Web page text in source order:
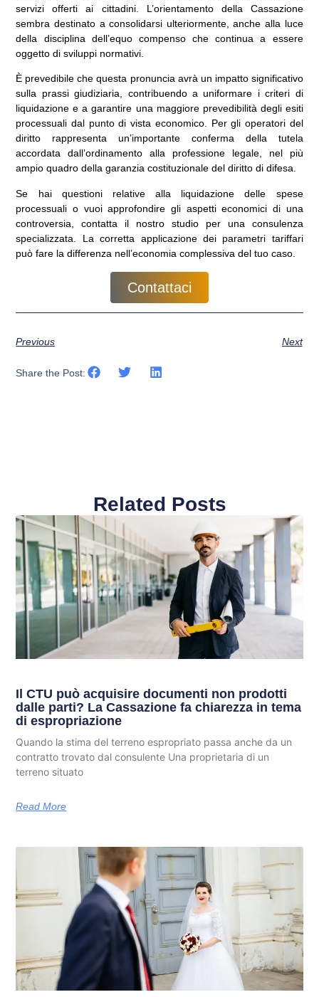
servizi offerti ai cittadini. L’orientamento della Cassazione
sembra destinato a consolidarsi ulteriormente, anche alla luce
della disciplina dell’equo compenso che continua a essere
oggetto di sviluppi normativi.
È prevedibile che questa pronuncia avrà un impatto significativo
sulla prassi giudiziaria, contribuendo a uniformare i criteri di
liquidazione e a garantire una maggiore prevedibilità degli esiti
processuali dal punto di vista economico. Per gli operatori del
diritto rappresenta un’importante conferma della tutela
accordata dall’ordinamento alla professione legale, nel più
ampio quadro della garanzia costituzionale del diritto di difesa.
Se hai questioni relative alla liquidazione delle spese
processuali o vuoi approfondire gli aspetti economici di una
controversia, contatta il nostro studio per una consulenza
specializzata. La corretta applicazione dei parametri tariffari
può fare la differenza nell’economia complessiva del tuo caso.
Contattaci
Previous Next
Share the Post:
Related Posts
Il CTU può acquisire documenti non prodotti
dalle parti? La Cassazione fa chiarezza in tema
di espropriazione
Quando la stima del terreno espropriato passa anche da un
contratto trovato dal consulente Una proprietaria di un
terreno situato
Read More